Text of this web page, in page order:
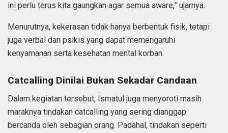
ini perlu terus kita gaungkan agar semua aware,” ujarnya.
Menurutnya, kekerasan tidak hanya berbentuk fisik, tetapi
juga verbal dan psikis yang dapat memengaruhi
kenyamanan serta kesehatan mental korban.
Catcalling Dinilai Bukan Sekadar Candaan
Dalam kegiatan tersebut, Ismatul juga menyoroti masih
maraknya tindakan catcalling yang sering dianggap
bercanda oleh sebagian orang. Padahal, tindakan seperti